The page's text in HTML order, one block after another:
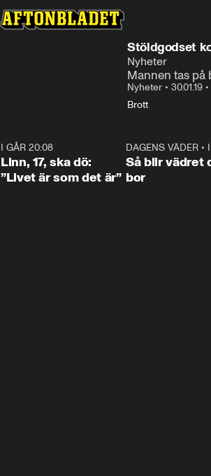
Stöldgodset
Nyheter
Mannen tas på
Nyheter • 30.01.19 •
Brott
I GÅR 20:08
Linn, 17, ska dö:
”Livet är som det är”
DAGENS VÄDER •
Så blir vädret
bor